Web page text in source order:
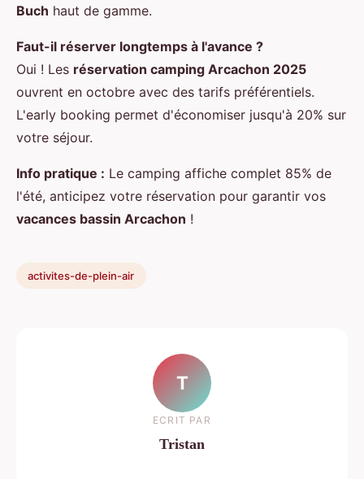
Buch haut de gamme.
Faut-il réserver longtemps à l'avance ?
Oui ! Les réservation camping Arcachon 2025
ouvrent en octobre avec des tarifs préférentiels.
L'early booking permet d'économiser jusqu'à 20% sur
votre séjour.
Info pratique : Le camping affiche complet 85% de
l'été, anticipez votre réservation pour garantir vos
vacances bassin Arcachon !
activites-de-plein-air
T
ECRIT PAR
Tristan